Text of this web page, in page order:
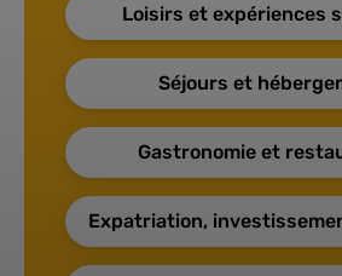
Loisirs et expériences
Séjours et
Gastronomie et
Expatriation,